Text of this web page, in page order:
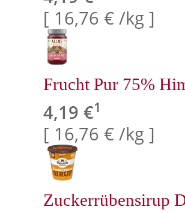
[ 16,76 € /kg ]
Frucht Pur 75%
4,19 €1
[ 16,76 € /kg ]
Zuckerrübensirup